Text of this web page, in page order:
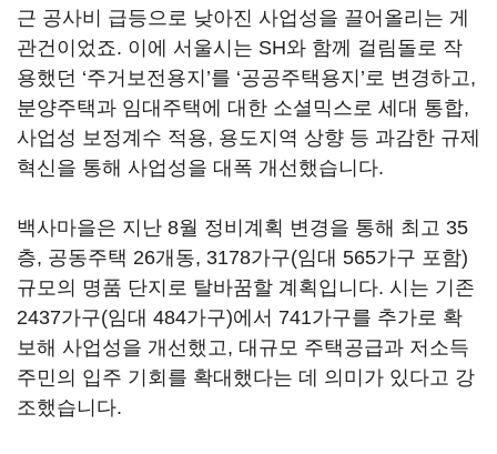
근 공사비 급등으로 낮아진 사업성을 끌어올리는 게
관건이었죠. 이에 서울시는 SH와 함께 걸림돌로 작
용했던 ‘주거보전용지’를 ‘공공주택용지’로 변경하고,
분양주택과 임대주택에 대한 소셜믹스로 세대 통합,
사업성 보정계수 적용, 용도지역 상향 등 과감한 규제
혁신을 통해 사업성을 대폭 개선했습니다.
백사마을은 지난 8월 정비계획 변경을 통해 최고 35
층, 공동주택 26개동, 3178가구(임대 565가구 포함)
규모의 명품 단지로 탈바꿈할 계획입니다. 시는 기존
2437가구(임대 484가구)에서 741가구를 추가로 확
보해 사업성을 개선했고, 대규모 주택공급과 저소득
주민의 입주 기회를 확대했다는 데 의미가 있다고 강
조했습니다.